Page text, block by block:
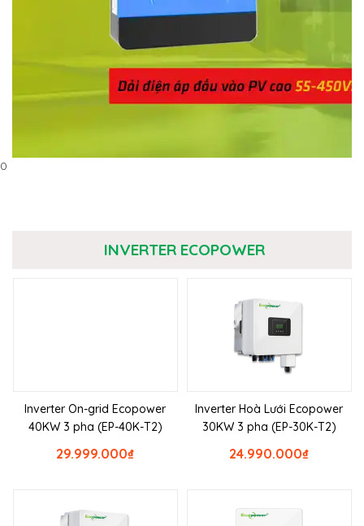
0
INVERTER ECOPOWER
Inverter On-grid Ecopower
40KW 3 pha (EP-40K-T2)
₫
29.999.000
Inverter Hoà Lưới Ecopower
30KW 3 pha (EP-30K-T2)
₫
24.990.000